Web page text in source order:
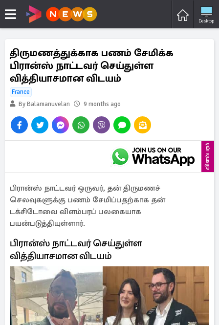
Desktop
திருமணத்துக்காக பணம் சேமிக்க
பிரான்ஸ் நாட்டவர் செய்துள்ள
வித்தியாசமான விடயம்
France
By Balamanuvelan
9 months ago
விளம்பரம்
பிரான்ஸ் நாட்டவர் ஒருவர், தன் திருமணச்
செலவுகளுக்கு பணம் சேமிப்பதற்காக தன்
டக்சிடோவை விளம்பரப் பலகையாக
பயன்படுத்தியுள்ளார்.
பிரான்ஸ் நாட்டவர் செய்துள்ள
வித்தியாசமான விடயம்